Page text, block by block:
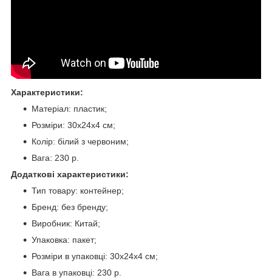
Характеристики:
Матеріал: пластик;
Розміри: 30х24х4 см;
Колір: білий з червоним;
Вага: 230 р.
Додаткові характеристики:
Тип товару: контейнер;
Бренд: без бренду;
Виробник: Китай;
Упаковка: пакет;
Розміри в упаковці: 30х24х4 см;
Вага в упаковці: 230 р.